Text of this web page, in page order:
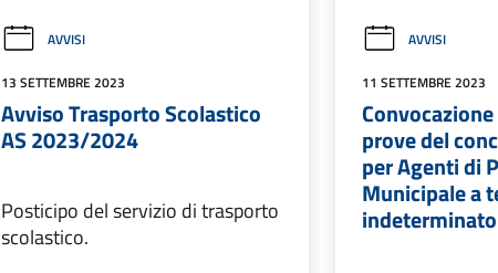
AVVISI
13 SETTEMBRE 2023
Avviso Trasporto Scolastico
AS 2023/2024
Posticipo del servizio di trasporto
scolastico.
AVVISI
11 SETTEMBRE 2023
prove del
per Agenti di
Municipale a
indeterminato